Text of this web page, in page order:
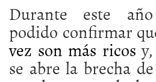
Durante este
podido confirmar
vez son más ricos
se abre la brecha